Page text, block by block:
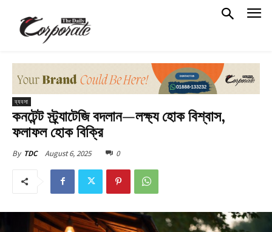
ব্যবসা
কনটেন্ট স্ট্র্যাটেজি বদলান—লক্ষ্য হোক বিশ্বাস,
ফলাফল হোক বিক্রি
By TDC August 6, 2025 0